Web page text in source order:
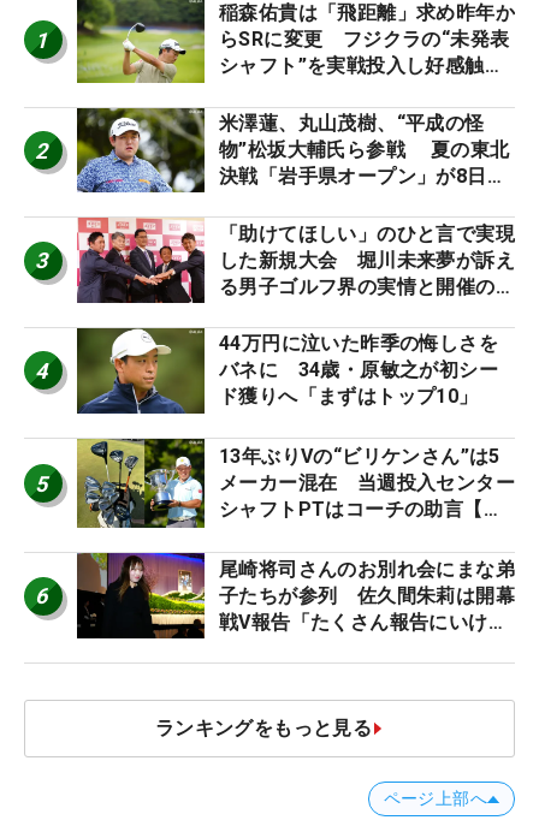
1
稲森佑貴は「飛距離」求め昨年か
らSRに変更 フジクラの“未発表
シャフト”を実戦投入し好感触
ーのヒトネタ！】
2
米澤蓮、丸山茂樹、“平成の怪
物”松坂大輔氏ら参戦 夏の東北
決戦「岩手県オープン」が8日開
3
「助けてほしい」のひと言で実現
した新規大会 堀川未来夢が訴え
る男子ゴルフ界の実情と開催の舞
4
44万円に泣いた昨季の悔しさを
バネに 34歳・原敏之が初シー
ド獲りへ「まずはトップ10」
5
13年ぶりVの“ビリケンさん”は5
メーカー混在 当週投入センター
シャフトPTはコーチの助言【勝
6
尾崎将司さんのお別れ会にまな弟
子たちが参列 佐久間朱莉は開幕
戦V報告「たくさん報告にいける
ランキングをもっと見る
ページ上部へ